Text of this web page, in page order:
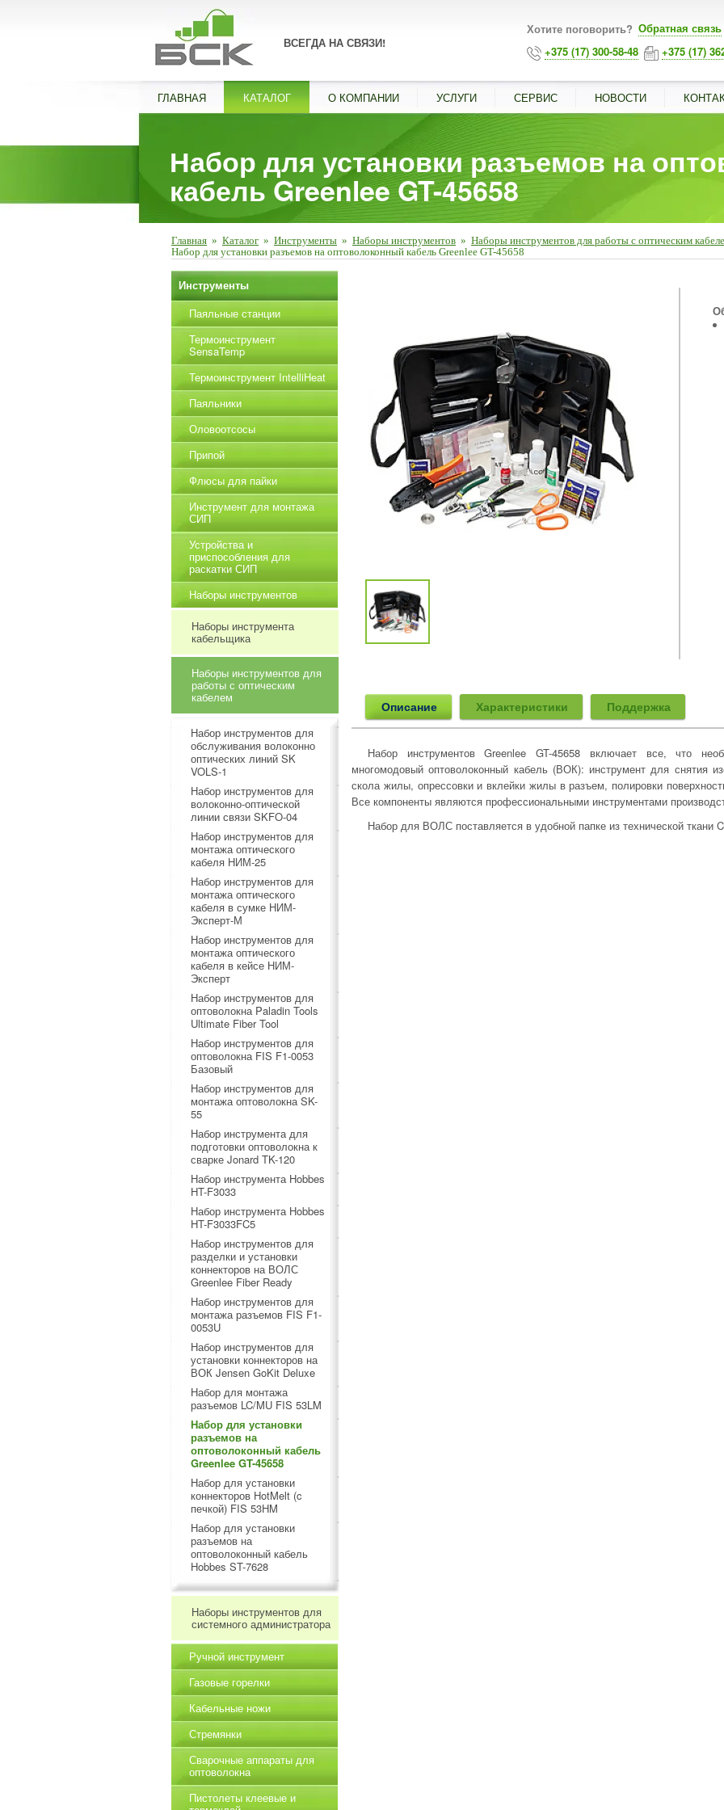
ВСЕГДА НА СВЯЗИ!
Хотите поговорить? Обратная связь
+375 (17) 300-58-48
+375 (17)
ГЛАВНАЯ КАТАЛОГ О КОМПАНИИ УСЛУГИ СЕРВИС НОВОСТИ
Набор для установки разъемов на
кабель Greenlee GT-45658
Главная » Каталог » Инструменты » Наборы инструментов » Наборы инструментов для работы с оптическим
Набор для установки разъемов на оптоволоконный кабель Greenlee GT-45658
Описание Характеристики Поддержка
Набор инструментов Greenlee GT-45658 включает все, что
многомодовый оптоволоконный кабель (ВОК): инструмент для снятия
скола жилы, опрессовки и вклейки жилы в разъем, полировки
Все компоненты являются профессиональными инструментами
Набор для ВОЛС поставляется в удобной папке из технической ткани
Инструменты
Паяльные станции
Термоинструмент
SensaTemp
Термоинструмент IntelliHeat
Паяльники
Оловоотсосы
Припой
Флюсы для пайки
Инструмент для монтажа
СИП
Устройства и
приспособления для
раскатки СИП
Наборы инструментов
Наборы инструмента
кабельщика
Наборы инструментов для
работы с оптическим
кабелем
Набор инструментов для
обслуживания волоконно
оптических линий SK
VOLS-1
Набор инструментов для
волоконно-оптической
линии связи SKFO-04
Набор инструментов для
монтажа оптического
кабеля НИМ-25
Набор инструментов для
монтажа оптического
кабеля в сумке НИМ-
Эксперт-М
Набор инструментов для
монтажа оптического
кабеля в кейсе НИМ-
Эксперт
Набор инструментов для
оптоволокна Paladin Tools
Ultimate Fiber Tool
Набор инструментов для
оптоволокна FIS F1-0053
Базовый
Набор инструментов для
монтажа оптоволокна SK-
55
Набор инструмента для
подготовки оптоволокна к
сварке Jonard TK-120
Набор инструмента Hobbes
HT-F3033
Набор инструмента Hobbes
HT-F3033FC5
Набор инструментов для
разделки и установки
коннекторов на ВОЛС
Greenlee Fiber Ready
Набор инструментов для
монтажа разъемов FIS F1-
0053U
Набор инструментов для
установки коннекторов на
ВОК Jensen GoKit Deluxe
Набор для монтажа
разъемов LC/MU FIS 53LM
Набор для установки
разъемов на
оптоволоконный кабель
Greenlee GT-45658
Набор для установки
коннекторов HotMelt (c
печкой) FIS 53HM
Набор для установки
разъемов на
оптоволоконный кабель
Hobbes ST-7628
Наборы инструментов для
системного администратора
Ручной инструмент
Газовые горелки
Кабельные ножи
Стремянки
Сварочные аппараты для
оптоволокна
Пистолеты клеевые и